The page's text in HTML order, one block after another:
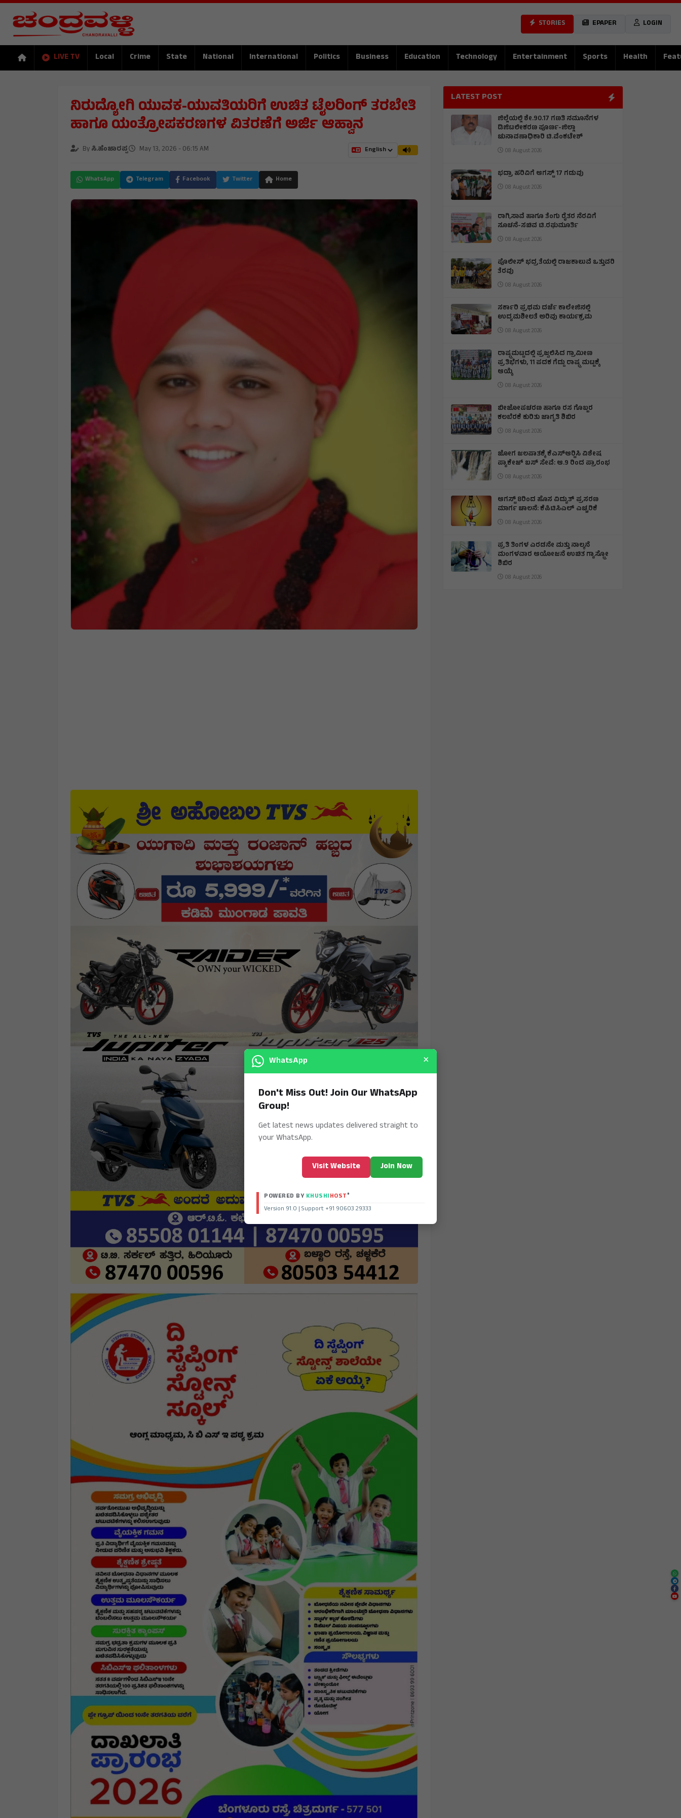
STORIES EPAPER LOGIN
LIVE TV Local Crime State National International Politics Business Education Technology Entertainment Sports Health
ನಿರುದ್ಯೋಗಿ ಯುವಕ-ಯುವತಿಯರಿಗೆ ಉಚಿತ ಟೈಲರಿಂಗ್ ತರಬೇತಿ
ಹಾಗೂ ಯಂತ್ರೋಪಕರಣಗಳ ವಿತರಣೆಗೆ ಅರ್ಜಿ ಆಹ್ವಾನ
Byಸಿ.ಹೆಂಜಾರಪ್ಪ May 13, 2026 - 06:15 AM
WhatsApp Telegram Facebook Twitter Home
LATEST POST
ಜಿಲ್ಲೆಯಲ್ಲಿ ಶೇ.90.17 ಗಣತಿ ನಮೂನೆಗಳ
ಡಿಜಿಟಲೀಕರಣ ಪೂರ್ಣ-ಜಿಲ್ಲಾ
ಚುನಾವಣಾಧಿಕಾರಿ ಟಿ.ವೆಂಕಟೇಶ್
08 August 2026
ಭದ್ರಾ ಹರಿವಿಗೆ ಆಗಸ್ಟ್ 17 ಗಡುವು
08 August 2026
ರಾಗಿ,ಸಾವೆ ಹಾಗೂ ತೆಂಗು ರೈತರ ನೆರವಿಗೆ
ಸೂಚನೆ-ಸಚಿವ ಟಿ.ರಘುಮೂರ್ತಿ
08 August 2026
ಪೊಲೀಸ್ ಭದ್ರತೆಯಲ್ಲಿ ರಾಜಕಾಲುವೆ ಒತ್ತುವರಿ
ತೆರವು
08 August 2026
ಸರ್ಕಾರಿ ಪ್ರಥಮ ದರ್ಜೆ ಕಾಲೇಜಿನಲ್ಲಿ
ಉದ್ಯಮಶೀಲತೆ ಅರಿವು ಕಾರ್ಯಕ್ರಮ
08 August 2026
ರಾಷ್ಟ್ರಮಟ್ಟದಲ್ಲಿ ಪ್ರಜ್ವಲಿಸಿದ ಗ್ರಾಮೀಣ
ಪ್ರತಿಭೆಗಳು, 11 ಪದಕ ಗೆದ್ದು ರಾಷ್ಟ್ರ ಮಟ್ಟಕ್ಕೆ
ಆಯ್ಕೆ
08 August 2026
ಬೀಜೋಪಚರಣ ಹಾಗೂ ರಸ ಗೊಬ್ಬರ
ಕಲಬೆರಕೆ ಕುರಿತು ಜಾಗೃತಿ ಶಿಬಿರ
08 August 2026
ಜೋಗ ಜಲಪಾತಕ್ಕೆ ಕೆಎಸ್‍ಆರ್‍ಟಿಸಿ ವಿಶೇಷ
ಪ್ಯಾಕೇಜ್ ಬಸ್ ಸೇವೆ: ಆ.9 ರಿಂದ ಪ್ರಾರಂಭ
08 August 2026
ಆಗಸ್ಟ್ 8ರಿಂದ ಹೊಸ ವಿದ್ಯುತ್ ಪ್ರಸರಣ
ಮಾರ್ಗ ಚಾಲನೆ: ಕೆಪಿಟಿಸಿಎಲ್ ಎಚ್ಚರಿಕೆ
08 August 2026
ಪ್ರತಿ ತಿಂಗಳ ಎರಡನೇ ಮತ್ತು ನಾಲ್ಕನೆ
ಮಂಗಳವಾರ ಆಯೋಜನೆ ಉಚಿತ ಗ್ಯಾಸ್ಟ್ರೋ
ಶಿಬಿರ
08 August 2026
WhatsApp ×
Don't Miss Out! Join Our WhatsApp
Group!
Get latest news updates delivered straight to
your WhatsApp.
Visit Website Join Now
POWERED BY KHUSHIHOST®
Version 91.0 | Support +91 90603 29333